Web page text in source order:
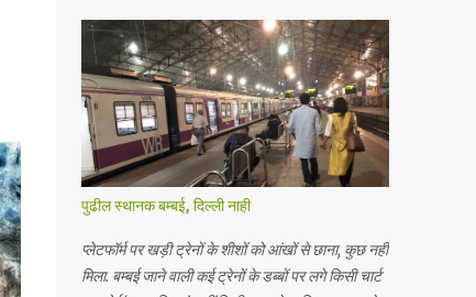
पुढील स्थानक बम्बई, दिल्ली नाही
प्लेटफॉर्म पर खड़ी ट्रेनों के शीशों को आंखों से छाना, कुछ नहीं
मिला. बम्बई जाने वाली कई ट्रेनों के डब्बों पर लगे किसी चार्ट